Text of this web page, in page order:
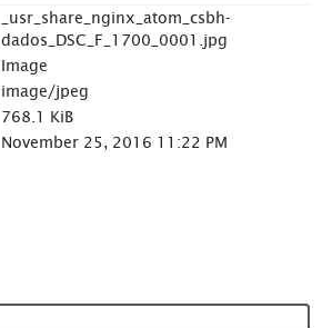
_usr_share_nginx_atom_csbh-
dados_DSC_F_1700_0001.jpg
Image
image/jpeg
768.1 KiB
November 25, 2016 11:22 PM